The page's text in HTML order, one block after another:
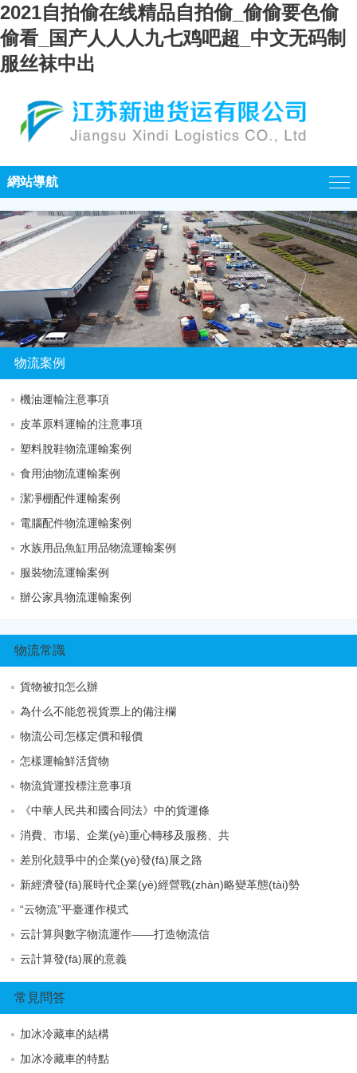
2021自拍偷在线精品自拍偷_偷偷要色偷
偷看_国产人人人九七鸡吧超_中文无码制
服丝袜中出
網站導航
物流案例
機油運輸注意事項
皮革原料運輸的注意事項
塑料脫鞋物流運輸案例
食用油物流運輸案例
潔凈棚配件運輸案例
電腦配件物流運輸案例
水族用品魚缸用品物流運輸案例
服裝物流運輸案例
辦公家具物流運輸案例
物流常識
貨物被扣怎么辦
為什么不能忽視貨票上的備注欄
物流公司怎樣定價和報價
怎樣運輸鮮活貨物
物流貨運投標注意事項
《中華人民共和國合同法》中的貨運條
消費、市場、企業(yè)重心轉移及服務、共
差別化競爭中的企業(yè)發(fā)展之路
新經濟發(fā)展時代企業(yè)經營戰(zhàn)略變革態(tài)勢
“云物流”平臺運作模式
云計算與數字物流運作——打造物流信
云計算發(fā)展的意義
常見問答
加冰冷藏車的結構
加冰冷藏車的特點